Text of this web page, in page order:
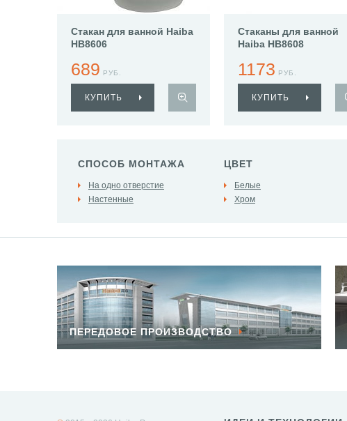
Стакан для ванной Haiba
HB8606
689 РУБ.
КУПИТЬ
Стаканы для ванной
Haiba HB8608
1173 РУБ.
КУПИТЬ
СПОСОБ МОНТАЖА
На одно отверстие
Настенные
ЦВЕТ
Белые
Хром
ПЕРЕДОВОЕ ПРОИЗВОДСТВО